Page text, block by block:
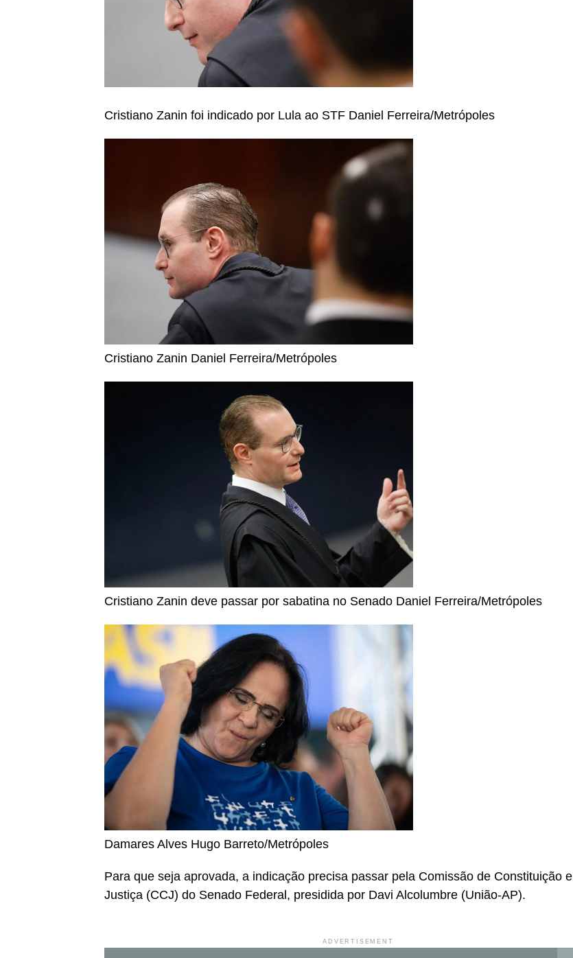
Cristiano Zanin foi indicado por Lula ao STF Daniel Ferreira/Metrópoles
Cristiano Zanin Daniel Ferreira/Metrópoles
Cristiano Zanin deve passar por sabatina no Senado Daniel Ferreira/Metrópoles
Damares Alves Hugo Barreto/Metrópoles
Para que seja aprovada, a indicação precisa passar pela Comissão de Constituição e
Justiça (CCJ) do Senado Federal, presidida por Davi Alcolumbre (União-AP).
ADVERTISEMENT